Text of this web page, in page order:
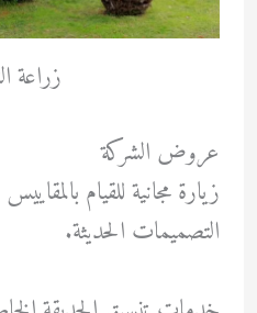
زراعة
عروض الشركة
زيارة مجانية للقيام
التصميمات الحديثة.